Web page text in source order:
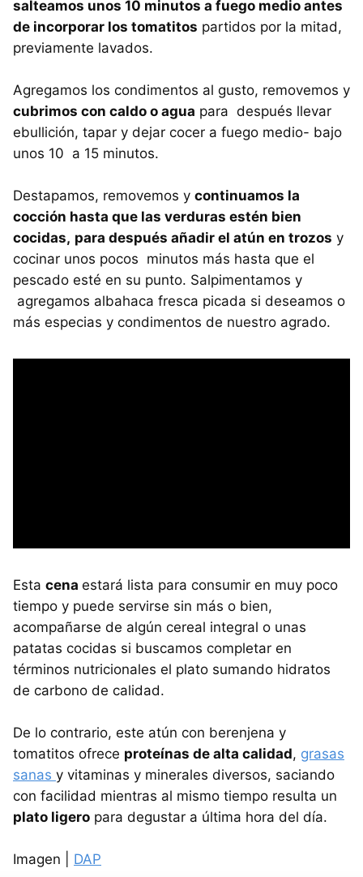
salteamos unos 10 minutos a fuego medio antes
de incorporar los tomatitos partidos por la mitad,
previamente lavados.
Agregamos los condimentos al gusto, removemos y
cubrimos con caldo o agua para después llevar
ebullición, tapar y dejar cocer a fuego medio- bajo
unos 10 a 15 minutos.
Destapamos, removemos y continuamos la
cocción hasta que las verduras estén bien
cocidas, para después añadir el atún en trozos y
cocinar unos pocos minutos más hasta que el
pescado esté en su punto. Salpimentamos y
agregamos albahaca fresca picada si deseamos o
más especias y condimentos de nuestro agrado.
Esta cena estará lista para consumir en muy poco
tiempo y puede servirse sin más o bien,
acompañarse de algún cereal integral o unas
patatas cocidas si buscamos completar en
términos nutricionales el plato sumando hidratos
de carbono de calidad.
De lo contrario, este atún con berenjena y
tomatitos ofrece proteínas de alta calidad, grasas
sanas y vitaminas y minerales diversos, saciando
con facilidad mientras al mismo tiempo resulta un
plato ligero para degustar a última hora del día.
Imagen | DAP